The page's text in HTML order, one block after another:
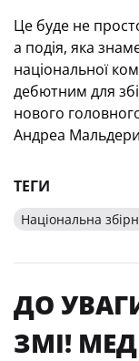
Це буде не
а подія, яка
національної
дебютним для
нового
Андреа
ТЕГИ
Національна
ДО
ЗМІ!